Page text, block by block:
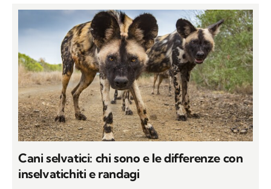
Cani selvatici: chi sono e le differenze con
inselvatichiti e randagi